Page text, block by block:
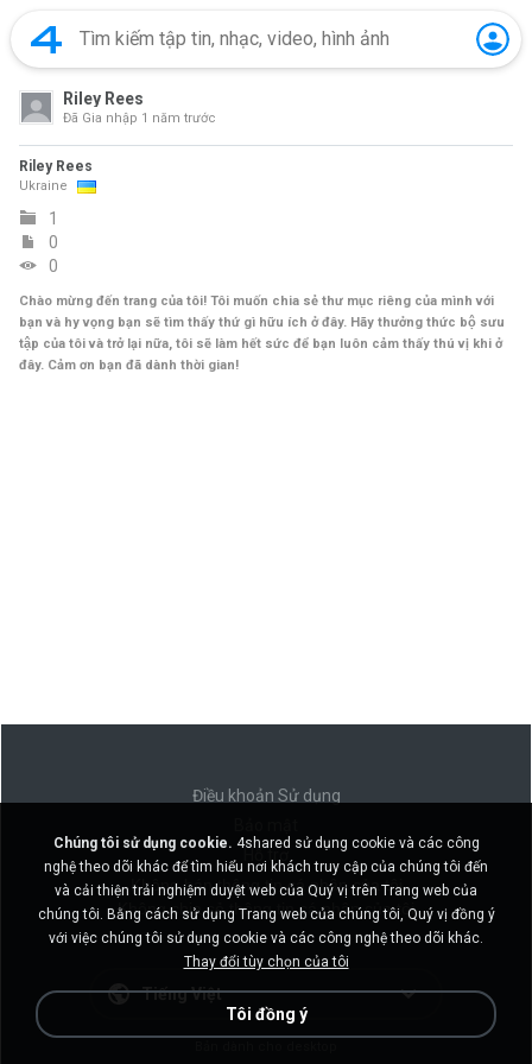
Riley Rees
Đã Gia nhập 1 năm trước
Riley Rees
Ukraine
1
0
0
Chào mừng đến trang của tôi! Tôi muốn chia sẻ thư mục riêng của mình với
bạn và hy vọng bạn sẽ tìm thấy thứ gì hữu ích ở đây. Hãy thưởng thức bộ sưu
tập của tôi và trở lại nữa, tôi sẽ làm hết sức để bạn luôn cảm thấy thú vị khi ở
đây. Cảm ơn bạn đã dành thời gian!
Điều khoản Sử dụng
Không bán thông tin cá nhân của tôi
Không chia sẻ thông tin cá nhân của tôi
Tiếng Việt
Chúng tôi sử dụng cookie. 4shared sử dụng cookie và các công
nghệ theo dõi khác để tìm hiểu nơi khách truy cập của chúng tôi đến
và cải thiện trải nghiệm duyệt web của Quý vị trên Trang web của
chúng tôi. Bằng cách sử dụng Trang web của chúng tôi, Quý vị đồng ý
với việc chúng tôi sử dụng cookie và các công nghệ theo dõi khác.
Thay đổi tùy chọn của tôi
Tôi đồng ý